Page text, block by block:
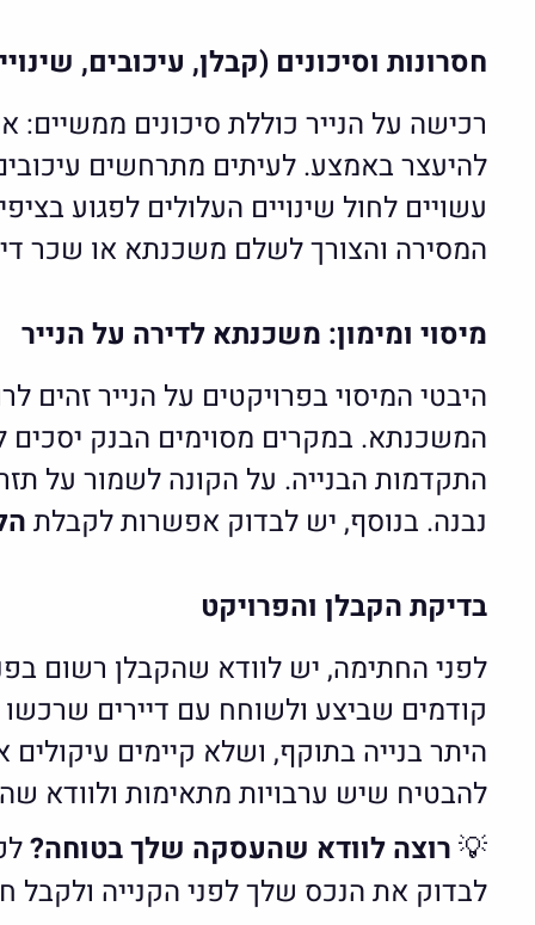
חסרונות וסיכונים (קבלן, עיכובים,
רכישה על הנייר כוללת סיכונים ממשיים:
להיעצר באמצע. לעיתים מתרחשים
עשויים לחול שינויים העלולים לפגוע
המסירה והצורך לשלם משכנתא או שכר
מיסוי ומימון: משכנתא לדירה על הנייר
היבטי המיסוי בפרויקטים על הנייר
המשכנתא. במקרים מסוימים הבנק יסכים
התקדמות הבנייה. על הקונה לשמור על
נבנה. בנוסף, יש לבדוק אפשרות לקבלת
בדיקת הקבלן והפרויקט
לפני החתימה, יש לוודא שהקבלן רשום
קודמים שביצע ולשוחח עם דיירים
היתר בנייה בתוקף, ושלא קיימים
להבטיח שיש ערבויות מתאימות ולוודא
💡 רוצה לוודא שהעסקה שלך בטוחה?
לבדוק את הנכס שלך לפני הקנייה